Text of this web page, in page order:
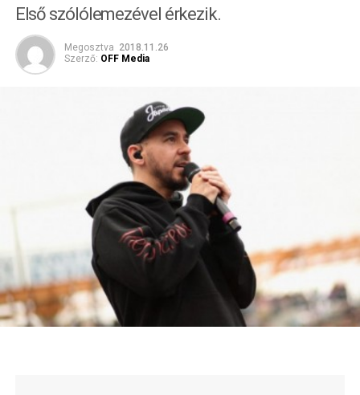
Első szólólemezével érkezik.
Megosztva 2018.11.26
Szerző: OFF Media